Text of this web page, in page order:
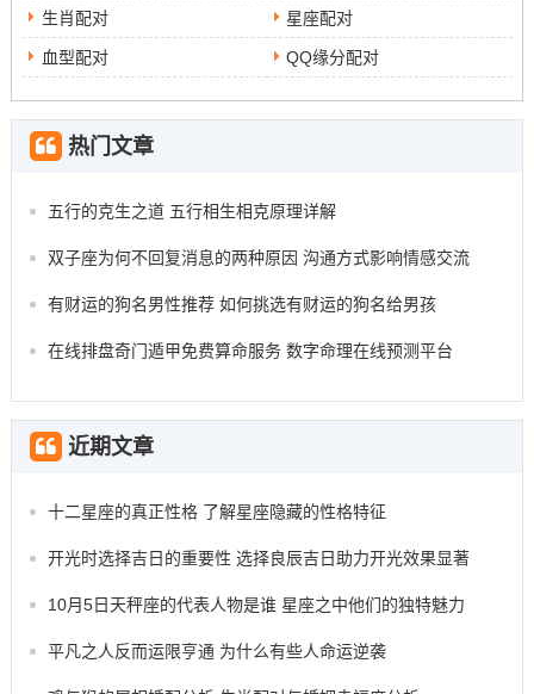
生肖配对 星座配对
血型配对 QQ缘分配对
热门文章
五行的克生之道 五行相生相克原理详解
双子座为何不回复消息的两种原因 沟通方式影响情感交流
有财运的狗名男性推荐 如何挑选有财运的狗名给男孩
在线排盘奇门遁甲免费算命服务 数字命理在线预测平台
近期文章
十二星座的真正性格 了解星座隐藏的性格特征
开光时选择吉日的重要性 选择良辰吉日助力开光效果显著
10月5日天秤座的代表人物是谁 星座之中他们的独特魅力
平凡之人反而运限亨通 为什么有些人命运逆袭